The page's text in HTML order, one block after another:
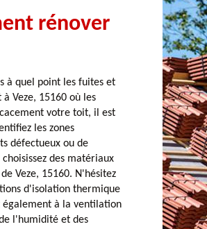
rénover
à quel point les fuites et
Veze, 15160 où les
votre toit, il est
les zones
défectueux ou de
des matériaux
Veze, 15160. N'hésitez
d'isolation thermique
à la ventilation
l'humidité et des